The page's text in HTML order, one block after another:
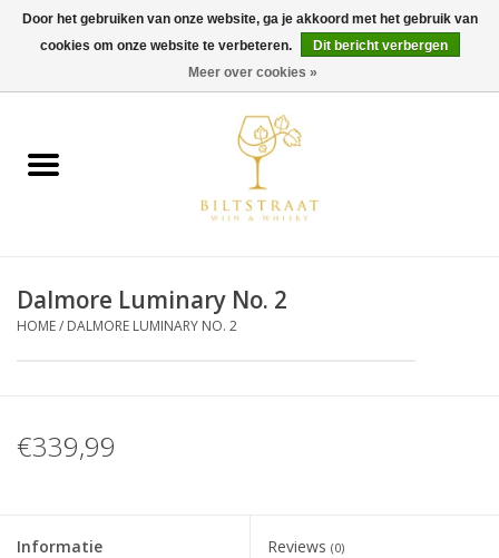
0 Artikelen - €0,00
Wijn
Gin & Tonic
Accessoires
Dalmore Luminary No. 2
HOME/ DALMORE LUMINARY NO. 2
€339,99
Informatie Reviews (0)
Door het gebruiken van onze website, ga je akkoord met het gebruik van
cookies om onze website te verbeteren.
Dit bericht verbergen
Meer over cookies »